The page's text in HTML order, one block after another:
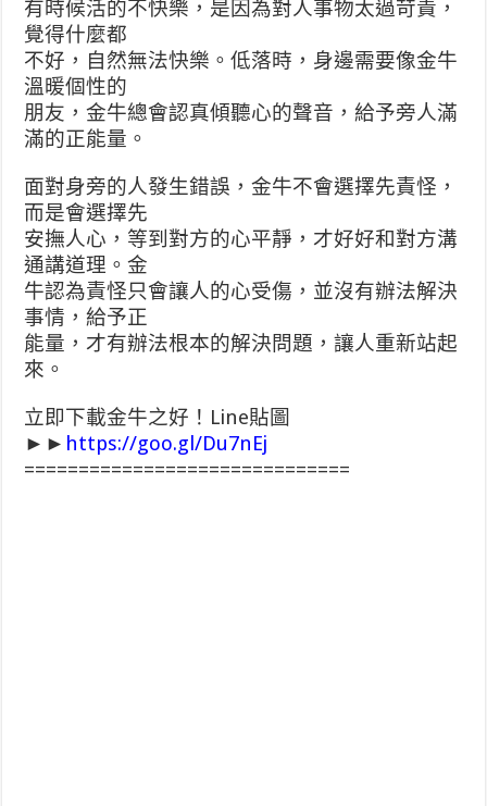
有時候活的不快樂，是因為對人事物太過苛責，
覺得什麼都
不好，自然無法快樂。低落時，身邊需要像金牛
溫暖個性的
朋友，金牛總會認真傾聽心的聲音，給予旁人滿
滿的正能量。
面對身旁的人發生錯誤，金牛不會選擇先責怪，
而是會選擇先
安撫人心，等到對方的心平靜，才好好和對方溝
通講道理。金
牛認為責怪只會讓人的心受傷，並沒有辦法解決
事情，給予正
能量，才有辦法根本的解決問題，讓人重新站起
來。
立即下載金牛之好！Line貼圖
►► https://goo.gl/Du7nEj
==============================